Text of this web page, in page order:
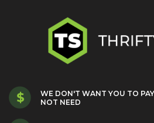
WE DON'T WANT YOU TO
NOT NEED